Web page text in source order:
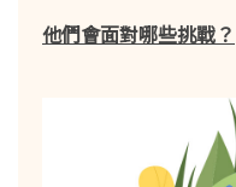
他們會面對哪些挑戰？